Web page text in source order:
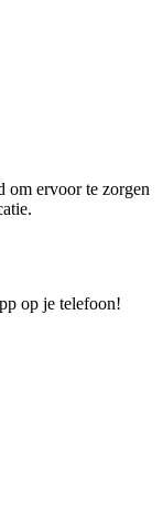
om ervoor te zorgen
op je telefoon!